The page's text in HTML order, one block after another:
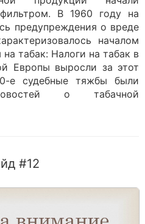
В 1960 году на
предупреждения о вреде
началом
на табак: Налоги на табак в
Европы выросли за этот
е судебные тяжбы были
о табачной
#12